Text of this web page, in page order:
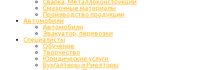
Cмазочные материалы
Производство продукции
Автомобили
Автомобили
Эвакуатор, перевозки
Специалисты
Обучение
Творчество
Юридические услуги
Бухгалтеры и Риелторы